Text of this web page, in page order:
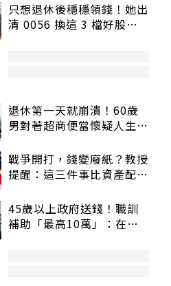
只想退休後穩穩領錢！她出
清 0056 換這 3 檔好股：
退休第一天就崩潰！60歲
男對著超商便當懷疑人生
戰爭開打，錢變廢紙？教授
提醒：這三件事比資產配置
45歲以上政府送錢！職訓
補助「最高10萬」：在